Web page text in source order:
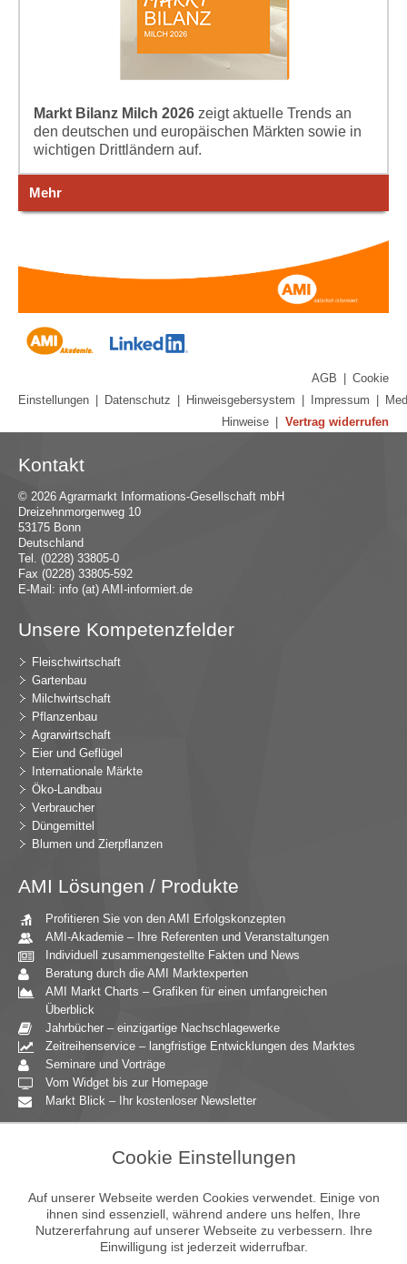
Markt Bilanz Milch 2026 zeigt aktuelle Trends an
den deutschen und europäischen Märkten sowie in
wichtigen Drittländern auf.
Mehr
AGB
Cookie
Einstellungen
Datenschutz Hinweisgebersystem Impressum
Hinweise
Vertrag widerrufen
Kontakt
© 2026 Agrarmarkt Informations-Gesellschaft mbH
Dreizehnmorgenweg 10
53175 Bonn
Deutschland
Tel. (0228) 33805-0
Fax (0228) 33805-592
E-Mail: info (at) AMI-informiert.de
Unsere Kompetenzfelder
Fleischwirtschaft
Gartenbau
Milchwirtschaft
Pflanzenbau
Agrarwirtschaft
Eier und Geflügel
Internationale Märkte
Öko-Landbau
Verbraucher
Düngemittel
Blumen und Zierpflanzen
AMI Lösungen / Produkte
Profitieren Sie von den AMI Erfolgskonzepten
AMI-Akademie – Ihre Referenten und Veranstaltungen
Individuell zusammengestellte Fakten und News
Beratung durch die AMI Marktexperten
AMI Markt Charts – Grafiken für einen umfangreichen
Überblick
Jahrbücher – einzigartige Nachschlagewerke
Zeitreihenservice – langfristige Entwicklungen des Marktes
Seminare und Vorträge
Vom Widget bis zur Homepage
Markt Blick – Ihr kostenloser Newsletter
Unternehmensberatung
Ernährungsgewerbe
Einzelhandel
Bildung & Wissenschaft
Cookie Einstellungen
Auf unserer Webseite werden Cookies verwendet. Einige von
ihnen sind essenziell, während andere uns helfen, Ihre
Nutzererfahrung auf unserer Webseite zu verbessern. Ihre
Einwilligung ist jederzeit widerrufbar.